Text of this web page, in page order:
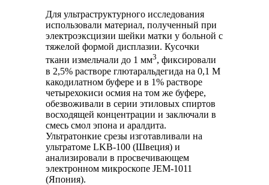
Для ультраструктурного исследования
использовали материал, полученный при
электроэксцизии шейки матки у больной с
тяжелой формой дисплазии. Кусочки
ткани измельчали до 1 мм3, фиксировали
в 2,5% растворе глютаральдегида на 0,1 М
какодилатном буфере и в 1% растворе
четырехокиси осмия на том же буфере,
обезвоживали в серии этиловых спиртов
восходящей концентрации и заключали в
смесь смол эпона и аралдита.
Ультратонкие срезы изготавливали на
ультратоме LKB-100 (Швеция) и
анализировали в просвечивающем
электронном микроскопе JEM-1011
(Япония).